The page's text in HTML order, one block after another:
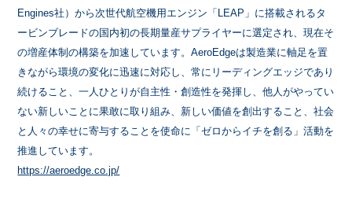
Engines社）から次世代航空機用エンジン「LEAP」に搭載されるタ
ービンブレードの国内初の長期量産サプライヤーに選定され、現在そ
の増産体制の構築を加速しています。AeroEdgeは製造業に軸足を置
きながら環境の変化に迅速に対応し、常にリーディングエッジであり
続けること、一人ひとりが自主性・創造性を発揮し、他人がやってい
ない新しいことに果敢に取り組み、新しい価値を創出すること、社会
と人々の幸せに寄与することを使命に「ゼロからイチを創る」活動を
推進しています。
https://aeroedge.co.jp/